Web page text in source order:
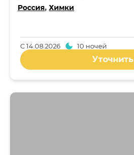
Россия, Химки
С14.08.2026 10 ночей
Уточнить